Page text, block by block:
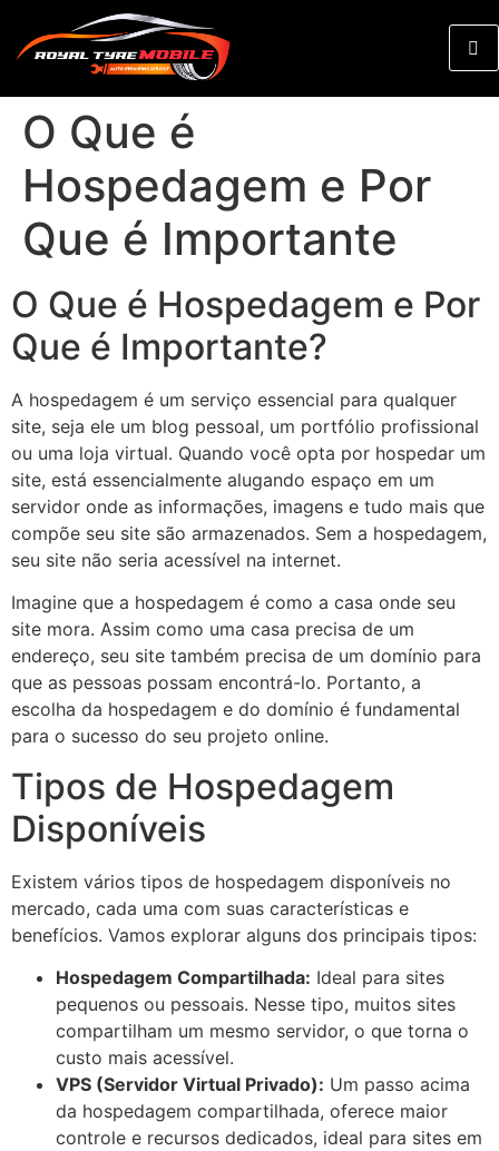
O Que é
Hospedagem e Por
Que é Importante
O Que é Hospedagem e Por
Que é Importante?
A hospedagem é um serviço essencial para qualquer
site, seja ele um blog pessoal, um portfólio profissional
ou uma loja virtual. Quando você opta por hospedar um
site, está essencialmente alugando espaço em um
servidor onde as informações, imagens e tudo mais que
compõe seu site são armazenados. Sem a hospedagem,
seu site não seria acessível na internet.
Imagine que a hospedagem é como a casa onde seu
site mora. Assim como uma casa precisa de um
endereço, seu site também precisa de um domínio para
que as pessoas possam encontrá-lo. Portanto, a
escolha da hospedagem e do domínio é fundamental
para o sucesso do seu projeto online.
Tipos de Hospedagem
Disponíveis
Existem vários tipos de hospedagem disponíveis no
mercado, cada uma com suas características e
benefícios. Vamos explorar alguns dos principais tipos:
Hospedagem Compartilhada: Ideal para sites
pequenos ou pessoais. Nesse tipo, muitos sites
compartilham um mesmo servidor, o que torna o
custo mais acessível.
VPS (Servidor Virtual Privado): Um passo acima
da hospedagem compartilhada, oferece maior
controle e recursos dedicados, ideal para sites em